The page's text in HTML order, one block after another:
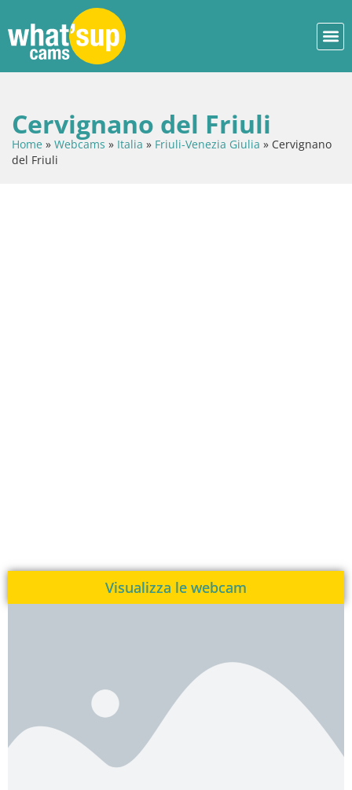
Cervignano del Friuli
Home » Webcams » Italia » Friuli-Venezia Giulia » Cervignano
del Friuli
Visualizza le webcam